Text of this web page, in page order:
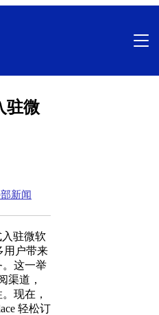
驻微
新闻
入驻微软
用户带来
。这一举
渠道，
现在，
轻松订